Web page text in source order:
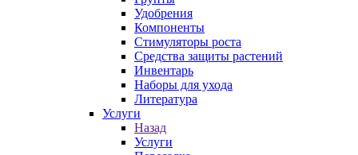
Удобрения
Компоненты
Стимуляторы роста
Средства защиты растений
Инвентарь
Наборы для ухода
Литература
Услуги
Назад
Услуги